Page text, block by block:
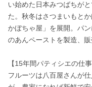
い始めた日本みつばちが
た。秋冬はさつまいもと
かぼちゃ屋」を展開。パ
のあんペーストを製造、販
【15年間パティシエの仕
フルーツは八百屋さんが